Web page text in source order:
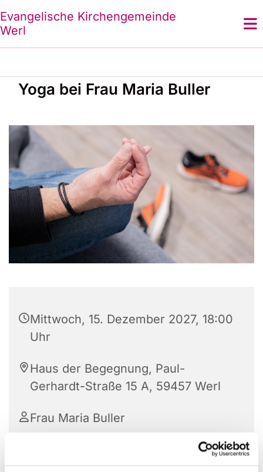
Evangelische Kirchengemeinde
Werl
Yoga bei Frau Maria Buller
Mittwoch, 15. Dezember 2027, 18:00
Uhr
Haus der Begegnung, Paul-
Gerhardt-Straße 15 A, 59457 Werl
Frau Maria Buller